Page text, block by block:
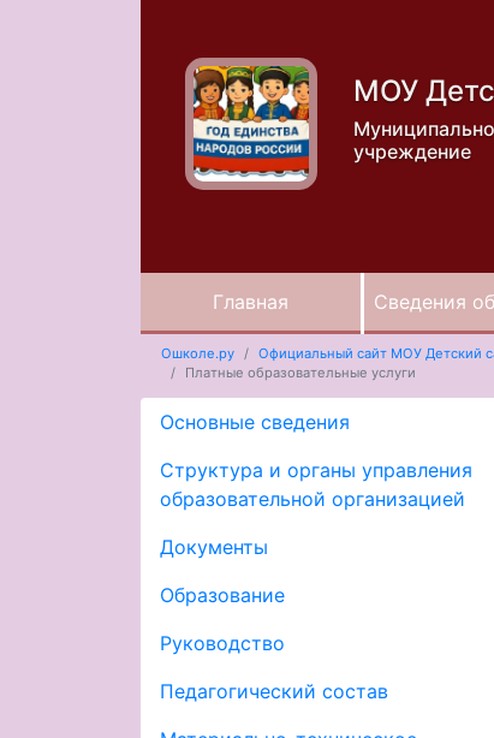
МОУ
учреждение
Главная Сведения
Ошколе.ру Официальный сайт МОУ Детский
Платные образовательные услуги
Основные сведения
Структура и органы управления
образовательной организацией
Документы
Образование
Руководство
Педагогический состав